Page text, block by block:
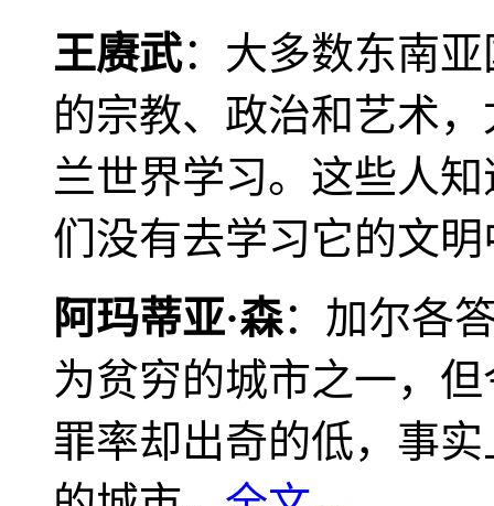
王赓武：大多数东南
的宗教、政治和艺术
兰世界学习。这些人
们没有去学习它的文
阿玛蒂亚·森：加尔各
为贫穷的城市之一，
罪率却出奇的低，事